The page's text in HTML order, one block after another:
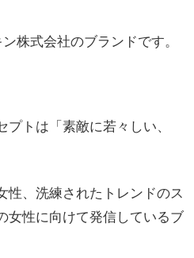
株式会社のブランドです。
トは「素敵に若々しい、
性、洗練されたトレンドのス
女性に向けて発信しているブ